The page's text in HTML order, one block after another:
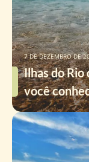
Ilhas do Rio
você
7 DE DEZEMBRO DE